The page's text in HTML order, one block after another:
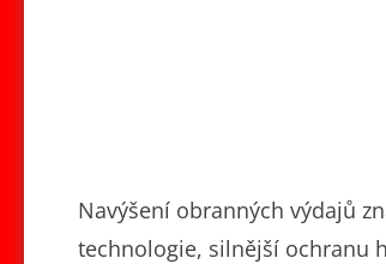
Navýšení obranných výdajů
technologie, silnější ochranu